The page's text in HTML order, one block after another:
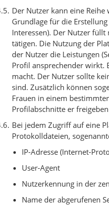
Der Nutzer kann eine
Grundlage für die
Interessen). Der Nutzer
tätigen. Die Nutzung der
der Nutzer die Leistungen
Profil ansprechender wirkt.
macht. Der Nutzer sollte
sind. Zusätzlich können
Frauen in einem
Profilabschnitte er
Bei jedem Zugriff auf eine
Protokolldateien,
IP-Adresse (Internet-
User-Agent
Nutzerkennung in der
Name der abgerufenen